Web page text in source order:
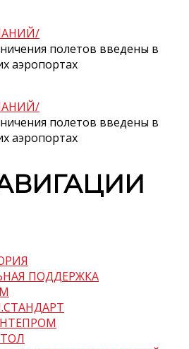
полетов введены в
аэропортах
полетов введены в
аэропортах
ПОДДЕРЖКА